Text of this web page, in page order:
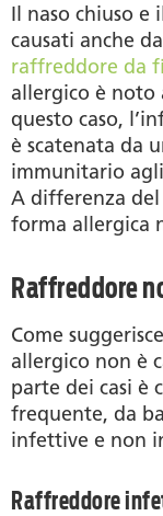
Il naso chiuso e
causati anche
raffreddore da
allergico è noto
questo caso,
è scatenata da
immunitario
A differenza
forma allergica
Raffreddore
Come
allergico non è
parte dei casi è
frequente, da
infettive e non
Raffreddore